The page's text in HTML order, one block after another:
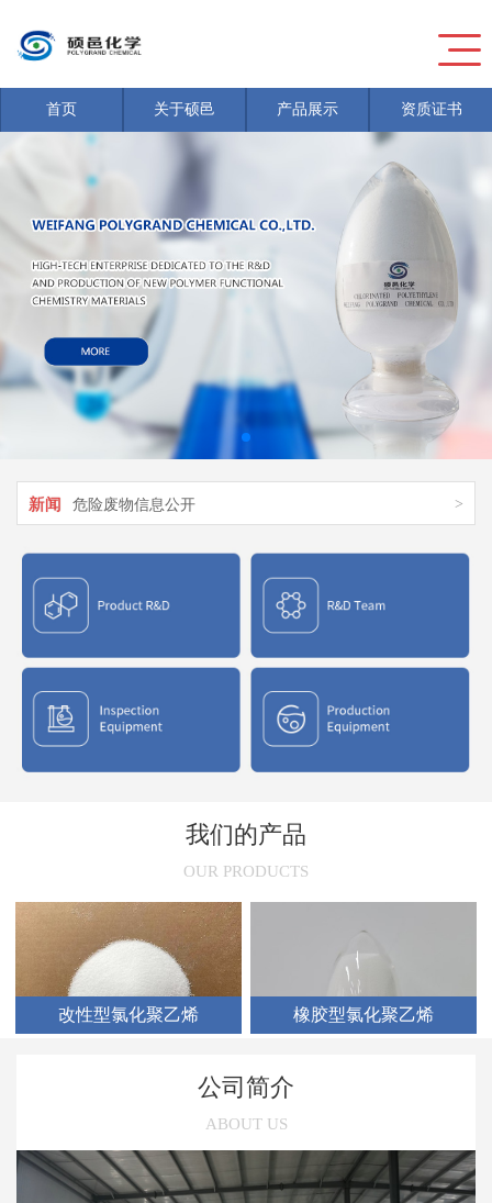
首页 关于硕邑 产品展示 资质证书
新闻 危险废物信息公开
危险废物信息公开
新闻 氯化聚乙烯橡胶在市场上的应用
氯化聚乙烯CPE结构特征与应用介绍
新闻 氯化聚氯乙烯性能与用途
氯化聚乙烯(CPE)的干燥原理
我们的产品
OUR PRODUCTS
改性型氯化聚乙烯 橡胶型氯化聚乙烯
公司简介
ABOUT US